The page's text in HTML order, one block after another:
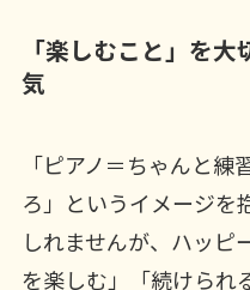
「楽しむこと」を
気
「ピアノ＝ちゃんと
ろ」というイメージを
しれませんが、ハッピ
を楽しむ」「続けられ